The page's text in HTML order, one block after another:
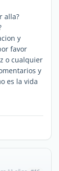
alla?
y
favor
o cualquier
y
es la vida